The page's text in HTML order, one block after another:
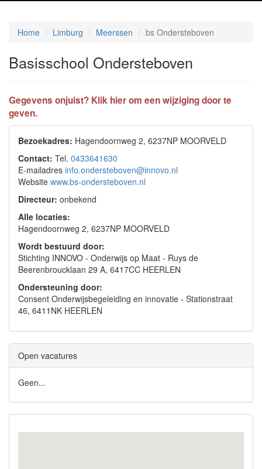
Home Limburg Meerssen bs Ondersteboven
Basisschool Ondersteboven
Gegevens onjuist? Klik hier om een wijziging door te
geven.
Bezoekadres: Hagendoornweg 2, 6237NP MOORVELD
Contact: Tel. 0433641630
E-mailadres info.ondersteboven@innovo.nl
Website www.bs-ondersteboven.nl
Directeur: onbekend
Alle locaties:
Hagendoornweg 2, 6237NP MOORVELD
Wordt bestuurd door:
Stichting INNOVO - Onderwijs op Maat - Ruys de
Beerenbroucklaan 29 A, 6417CC HEERLEN
Ondersteuning door:
Consent Onderwijsbegeleiding en innovatie - Stationstraat
46, 6411NK HEERLEN
Open vacatures
Geen...